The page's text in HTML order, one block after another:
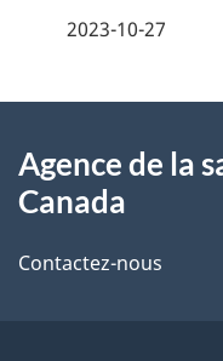
i
s
2023-10-27
propos
ce
Agence de la
Canada
Contactez-nous